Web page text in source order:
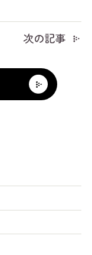
次の記事